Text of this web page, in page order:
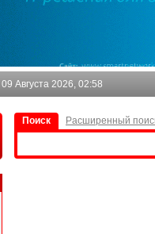
09 Августа 2026, 02:58
Поиск Расширенный